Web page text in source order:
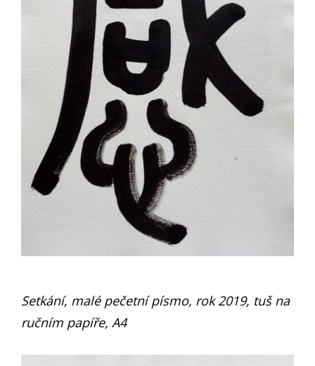
Setkání, malé pečetní písmo, rok 2019, tuš na
ručním papíře, A4